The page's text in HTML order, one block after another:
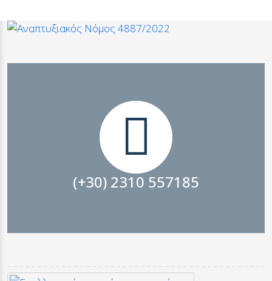
(+30) 2310 557185
ΕΠΙΚΟΙΝΩΝΙΑ